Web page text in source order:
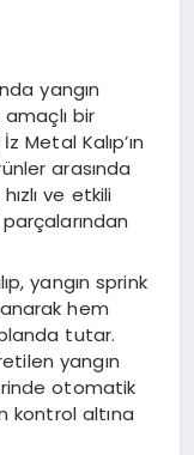
yangın
bir
İz Metal Kalıp’ın
arasında
ve etkili
yangın sprink
hem
tutar.
yangın
otomatik
kontrol altına